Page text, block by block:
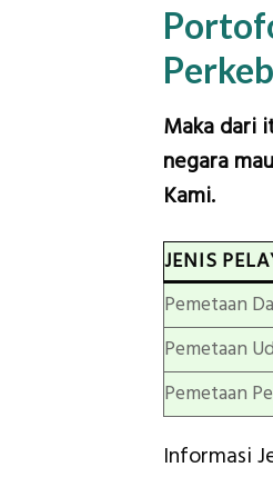
Maka dari
negara
Kami.
JENIS
Pemetaan
Pemetaan
Pemetaan
Informasi